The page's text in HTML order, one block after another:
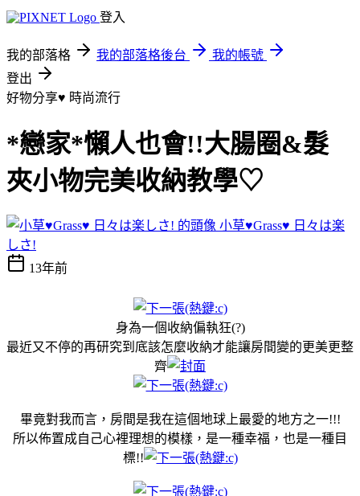
登入
我的部落格 我的部落格後台
我的帳號
登出
好物分享♥ 時尚流行
*戀家*懶人也會!!大腸圈&髮
夾小物完美收納教學♡
小草♥Grass♥ 日々は楽
しさ!
13年前
身為一個收納偏執狂(?)
最近又不停的再研究到底該怎麼收納才能讓房間變的更美更整
齊
畢竟對我而言，房間是我在這個地球上最愛的地方之一!!!
所以佈置成自己心裡理想的模樣，是一種幸福，也是一種目
標!!